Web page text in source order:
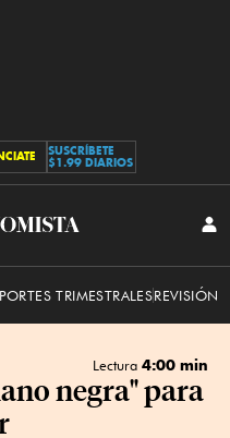
SUSCRÍBETE
$1.99 DIARIOS
TRIMESTRALESREVISIÓN
Lectura 4:00 min
negra" para